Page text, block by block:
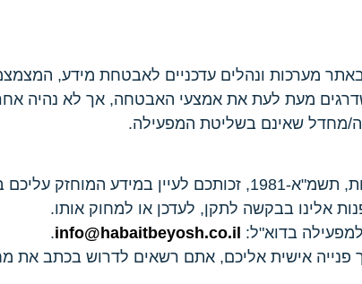
מערכות ונהלים עדכניים לאבטחת מידע,
מעת לעת את אמצעי האבטחה, אך לא נהיה
מחדל שאינם בשליטת המפעילה.
על פי חוק הגנת הפרטיות, תשמ"א-1981, זכותכם
אלינו בבקשה לתקן, לעדכן או למחוק אותו.
בדוא"ל: info@habaitbeyosh.co.il
.
אישית אליכם, אתם רשאים לדרוש בכתב את